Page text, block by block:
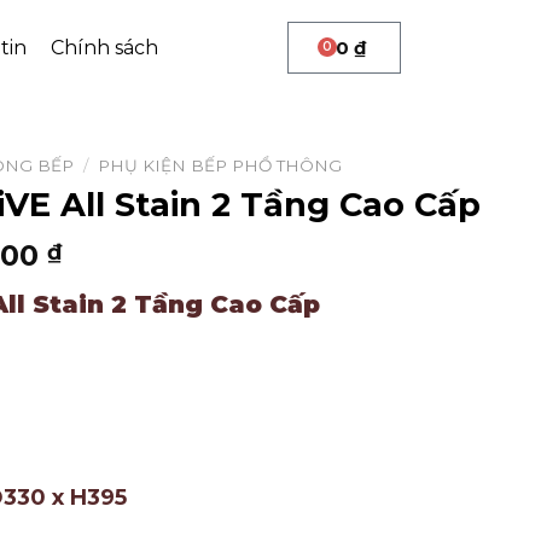
Chính sách 0 ₫
0
BẾP / PHỤ KIỆN BẾP PHỔ THÔNG
All Stain 2 Tầng Cao Cấp
₫
Stain 2 Tầng Cao Cấp
x H395